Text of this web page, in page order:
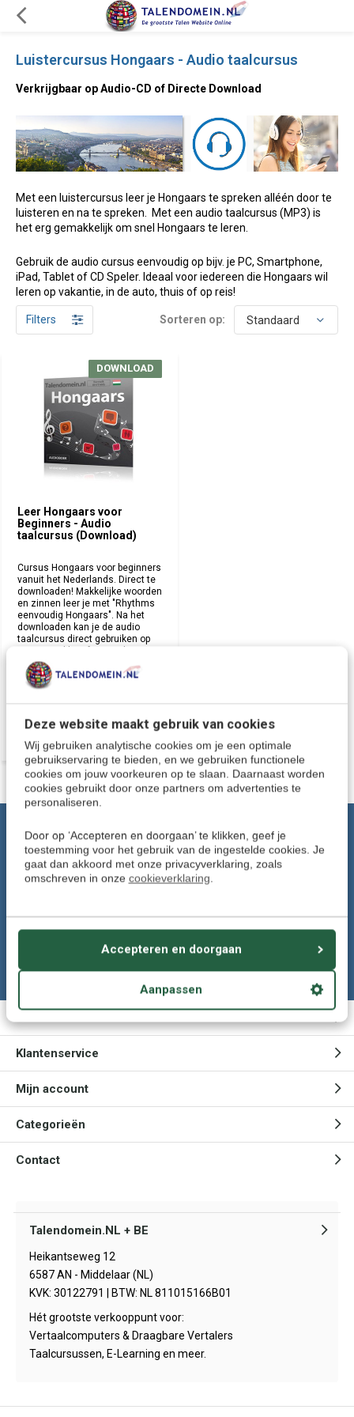
Deze website maakt gebruik van cookies
Wij gebruiken analytische cookies om je een optimale
gebruikservaring te bieden, en we gebruiken functionele
cookies om jouw voorkeuren op te slaan. Daarnaast worden
cookies gebruikt door onze partners om advertenties te
personaliseren.
Door op ‘Accepteren en doorgaan’ te klikken, geef je
toestemming voor het gebruik van de ingestelde cookies. Je
gaat dan akkoord met onze privacyverklaring, zoals
omschreven in onze cookieverklaring.
Accepteren en doorgaan
Aanpassen
Luistercursus Hongaars - Audio taalcursus
Verkrijgbaar op Audio-CD of Directe Download
Met een luistercursus leer je Hongaars te spreken alléén door te
luisteren en na te spreken. Met een audio taalcursus (MP3) is
het erg gemakkelijk om snel Hongaars te leren.
Gebruik de audio cursus eenvoudig op bijv. je PC, Smartphone,
iPad, Tablet of CD Speler. Ideaal voor iedereen die Hongaars wil
leren op vakantie, in de auto, thuis of op reis!
Filters Sorteren op:
Leer Hongaars voor
Beginners - Audio
taalcursus (Download)
Cursus Hongaars voor beginners
vanuit het Nederlands. Direct te
downloaden! Makkelijke woorden
en zinnen leer je met "Rhythms
eenvoudig Hongaars". Na het
downloaden kan je de audio
taalcursus direct gebruiken op
Deliverytime
DOWNLOAD
€ 12,95
DOWNLOAD
Klantenservice: Tel. 024-8456906
Wij helpen u graag.
Of stuur een e-mail naar:
Volg ons
Klantenservice
Mijn account
Categorieën
Contact
Talendomein.NL + BE
Heikantseweg 12
6587 AN - Middelaar (NL)
KVK: 30122791 | BTW: NL 811015166B01
Hét grootste verkooppunt voor:
Vertaalcomputers & Draagbare Vertalers
Taalcursussen, E-Learning en meer.